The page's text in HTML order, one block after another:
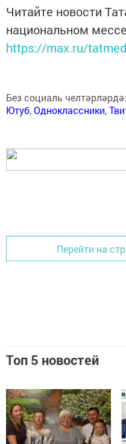
Читайте новости
национальном
https://max.ru/
Без социаль челтәрләрдә:
Ютуб,Одноклассники,
Перейти на
Топ 5 новостей